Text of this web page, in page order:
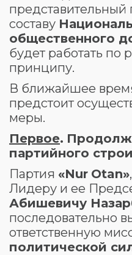
представительный
составу
общественного
будет работать по
принципу.
В ближайшее
предстоит
меры.
Первое.
партийного
Партия «Nur Otan»
Лидеру и ее
Абишевичу
последовательно
ответственную
политической